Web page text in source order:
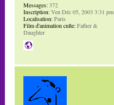
Messages:372
Inscription:Ven Déc 05, 2003 3:31 pm
Localisation:Paris
Film d'animation culte:Father &
Daughter